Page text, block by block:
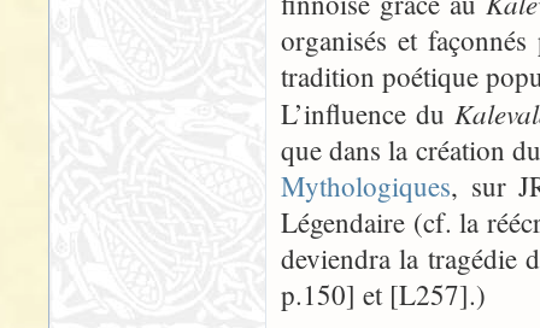
organisés et
tradition poétique
L’influence du
que dans la création
Mythologiques, sur
Légendaire (cf. la
deviendra la tragédie
p.150] et [L257].)